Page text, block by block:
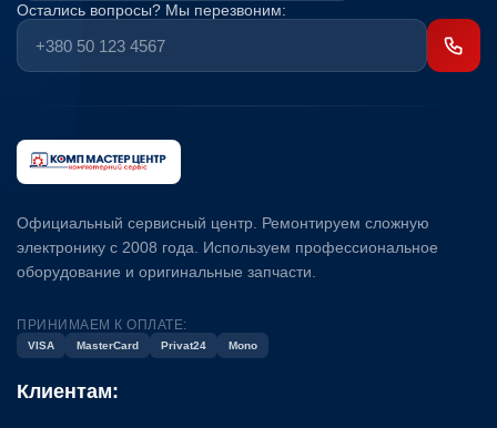
Остались вопросы? Мы перезвоним:
Официальный сервисный центр. Ремонтируем сложную
электронику с 2008 года. Используем профессиональное
оборудование и оригинальные запчасти.
ПРИНИМАЕМ К ОПЛАТЕ:
VISA MasterCard Privat24 Mono
Клиентам: